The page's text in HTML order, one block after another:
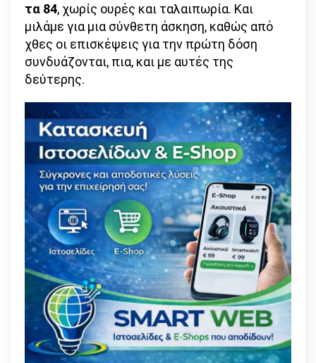
τα 84, χωρίς ουρές και ταλαιπωρία. Και
μιλάμε για μια σύνθετη άσκηση, καθώς από
χθες οι επισκέψεις για την πρώτη δόση
συνδυάζονται, πια, και με αυτές της
δεύτερης.